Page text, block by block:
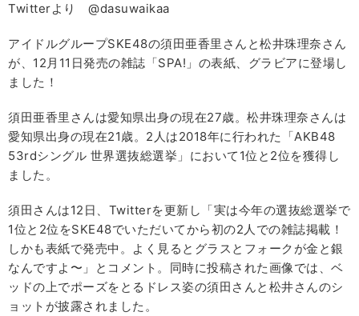
Twitterより @dasuwaikaa
アイドルグループSKE48の須田亜香里さんと松井珠理奈さん
が、12月11日発売の雑誌「SPA!」の表紙、グラビアに登場し
ました！
須田亜香里さんは愛知県出身の現在27歳。松井珠理奈さんは
愛知県出身の現在21歳。2人は2018年に行われた「AKB48
53rdシングル 世界選抜総選挙」において1位と2位を獲得し
ました。
須田さんは12日、Twitterを更新し「実は今年の選抜総選挙で
1位と2位をSKE48でいただいてから初の2人での雑誌掲載！
しかも表紙で発売中。よく見るとグラスとフォークが金と銀
なんですよ〜」とコメント。同時に投稿された画像では、ベ
ッドの上でポーズをとるドレス姿の須田さんと松井さんのシ
ョットが披露されました。